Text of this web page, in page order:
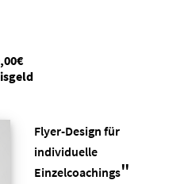
Flyer-Design für
individuelle
Einzelcoachings"